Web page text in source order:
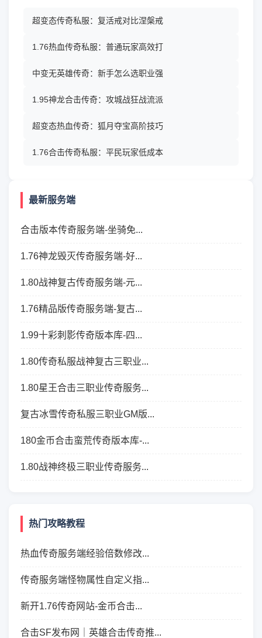
超变态传奇私服：复活戒对比涅槃戒
1.76热血传奇私服：普通玩家高效打
中变无英雄传奇：新手怎么选职业强
1.95神龙合击传奇：攻城战狂战流派
超变态热血传奇：狐月夺宝高阶技巧
1.76合击传奇私服：平民玩家低成本
最新服务端
合击版本传奇服务端-坐骑免...
1.76神龙毁灭传奇服务端-好...
1.80战神复古传奇服务端-元...
1.76精品版传奇服务端-复古...
1.99十彩刺影传奇版本库-四...
1.80传奇私服战神复古三职业...
1.80星王合击三职业传奇服务...
复古冰雪传奇私服三职业GM版...
180金币合击蛮荒传奇版本库-...
1.80战神终极三职业传奇服务...
热门攻略教程
热血传奇服务端经验倍数修改...
传奇服务端怪物属性自定义指...
新开1.76传奇网站-金币合击...
合击SF发布网｜英雄合击传奇推...